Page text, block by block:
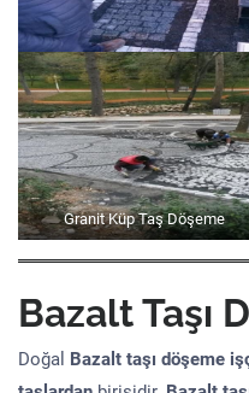
Granit Küp Taş Döşeme
Bazalt Taşı
Doğal Bazalt taşı döşeme